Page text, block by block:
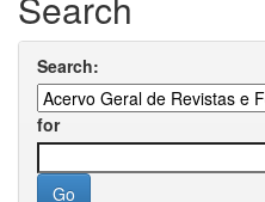
Search:
for